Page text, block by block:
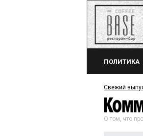
ПОЛИТИКА
Свежий
О том, что